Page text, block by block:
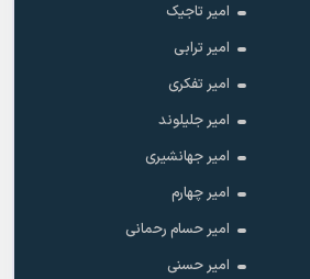
امیر تاجیک
امیر ترابی
امیر تفکری
امیر جلیلوند
امیر جهانشیری
امیر چهارم
امیر حسام رحمانی
امیر حسنی